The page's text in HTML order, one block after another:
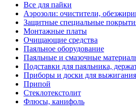
Все для пайки
Аэрозоли: очистители,
Защитные специальные
Монтажные платы
Очищающие средства
Паяльное оборудование
Паяльные и смазочные
Подставки для паяльника,
Приборы и доски для выжигания
Припой
Стеклотекстолит
Флюсы, канифоль